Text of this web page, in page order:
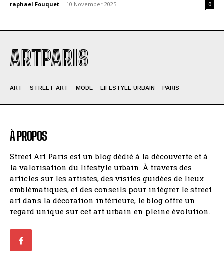
raphael Fouquet - 10 November 2025 0
ARTPARIS
ART STREET ART MODE LIFESTYLE URBAIN PARIS
À PROPOS
Street Art Paris est un blog dédié à la découverte et à
la valorisation du lifestyle urbain. À travers des
articles sur les artistes, des visites guidées de lieux
emblématiques, et des conseils pour intégrer le street
art dans la décoration intérieure, le blog offre un
regard unique sur cet art urbain en pleine évolution.